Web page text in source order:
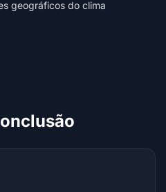
geográficos do clima